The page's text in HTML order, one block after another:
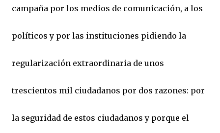
campaña por los medios de comunicación, a los
políticos y por las instituciones pidiendo la
regularización extraordinaria de unos
trescientos mil ciudadanos por dos razones: por
la seguridad de estos ciudadanos y porque el